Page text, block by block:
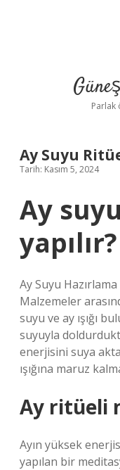
Parlak
Ay Suyu
Tarih: Kasım 5, 2024
Ay
yapılır?
Ay Suyu
Malzemeler
suyu ve ay ışığı
suyuyla
enerjisini suya
ışığına maruz
Ay ritüeli
Ayın yüksek
yapılan bir